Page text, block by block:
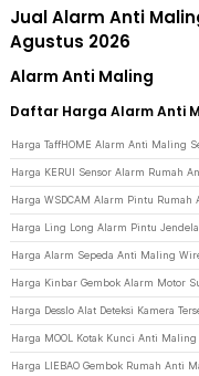
Jual Alarm Anti
Agustus 2026
Alarm Anti Maling
Daftar Harga Alarm Anti